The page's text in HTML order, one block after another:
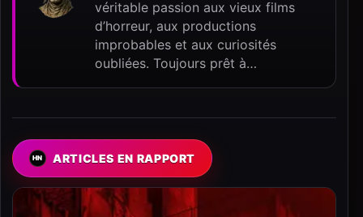
véritable passion aux vieux films
d’horreur, aux productions
improbables et aux curiosités
oubliées. Toujours prêt à…
ARTICLES EN RAPPORT